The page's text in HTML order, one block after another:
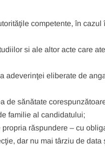
competente, în
si ale altor acte care
adeverinţei eliberate de
de sănătate
familie al candidatului;
răspundere – cu
dar nu mai târziu de